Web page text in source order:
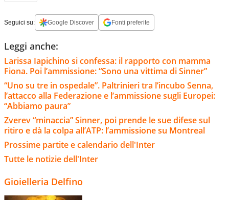
Seguici su: Google Discover Fonti preferite
Leggi anche:
Larissa Iapichino si confessa: il rapporto con mamma
Fiona. Poi l’ammissione: “Sono una vittima di Sinner”
“Uno su tre in ospedale”. Paltrinieri tra l’incubo Senna,
l’attacco alla Federazione e l’ammissione sugli Europei:
“Abbiamo paura”
Zverev “minaccia” Sinner, poi prende le sue difese sul
ritiro e dà la colpa all’ATP: l’ammissione su Montreal
Prossime partite e calendario dell'Inter
Tutte le notizie dell'Inter
Gioielleria Delfino